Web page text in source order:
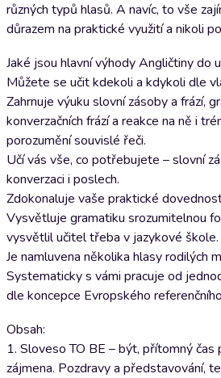
různých typů hlasů. A navíc, to vše
důrazem na praktické využití a nikoli
Jaké jsou hlavní výhody Angličtiny do
Můžete se učit kdekoli a kdykoli dle
Zahrnuje výuku slovní zásoby a frází,
konverzačních frází a reakce na ně i
porozumění souvislé řeči.
Učí vás vše, co potřebujete – slovní
konverzaci i poslech.
Zdokonaluje vaše praktické
Vysvětluje gramatiku srozumitelnou
vysvětlil učitel třeba v jazykové škole.
Je namluvena několika hlasy rodilých
Systematicky s vámi pracuje od
dle koncepce Evropského
Obsah:
1. Sloveso TO BE – být, přítomný
zájmena. Pozdravy a představování,